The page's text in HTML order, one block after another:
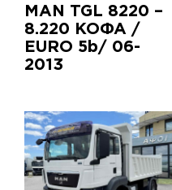
MAN TGL 8220 –
8.220 ΚΟΦΑ /
EURO 5b/ 06-
2013